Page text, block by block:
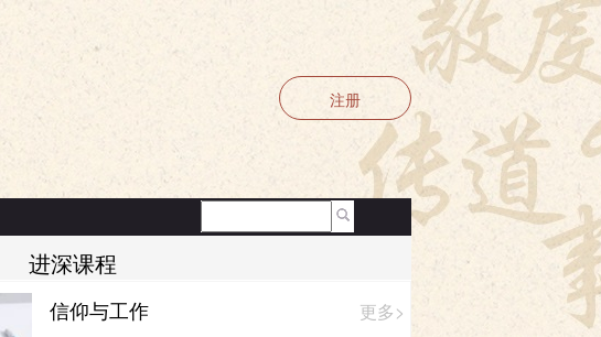
注册
进深课程
信仰与工作 更多>